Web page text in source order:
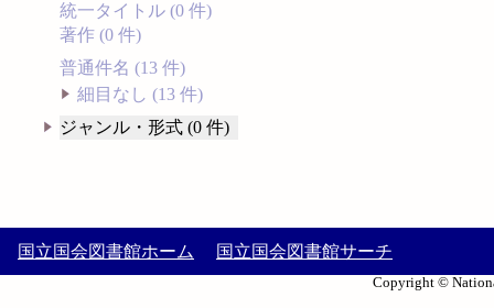
統一タイトル (0 件)
著作 (0 件)
普通件名 (13 件)
細目なし (13 件)
ジャンル・形式 (0 件)
国立国会図書館ホーム 国立国会図書館サーチ
Copyright ©